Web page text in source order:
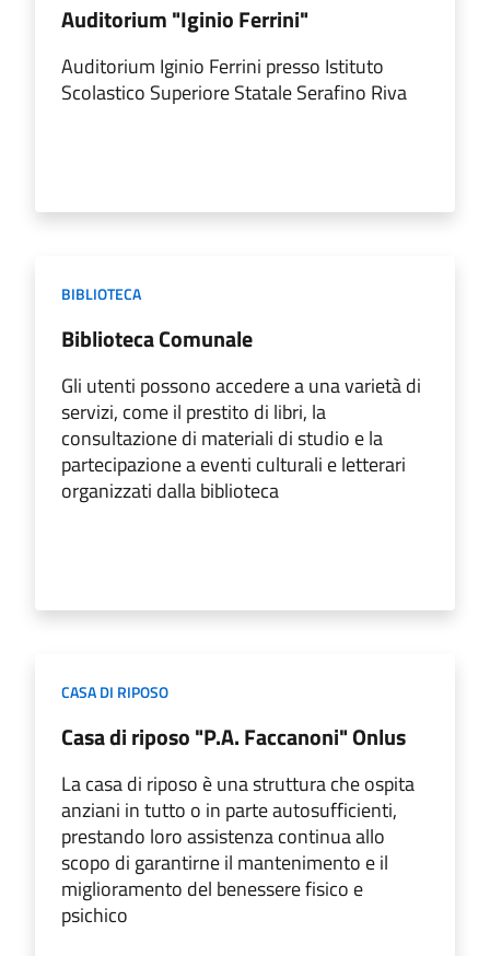
Auditorium "Iginio Ferrini"
Auditorium Iginio Ferrini presso Istituto
Scolastico Superiore Statale Serafino Riva
BIBLIOTECA
Biblioteca Comunale
Gli utenti possono accedere a una varietà di
servizi, come il prestito di libri, la
consultazione di materiali di studio e la
partecipazione a eventi culturali e letterari
organizzati dalla biblioteca
CASA DI RIPOSO
Casa di riposo "P.A. Faccanoni" Onlus
La casa di riposo è una struttura che ospita
anziani in tutto o in parte autosufficienti,
prestando loro assistenza continua allo
scopo di garantirne il mantenimento e il
miglioramento del benessere fisico e
psichico